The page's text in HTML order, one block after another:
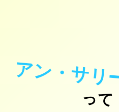
アン・サリ